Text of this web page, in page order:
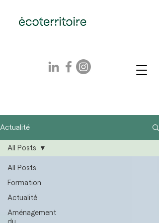
Actualité
All Posts
Formation
Actualité
Aménagement
All Posts